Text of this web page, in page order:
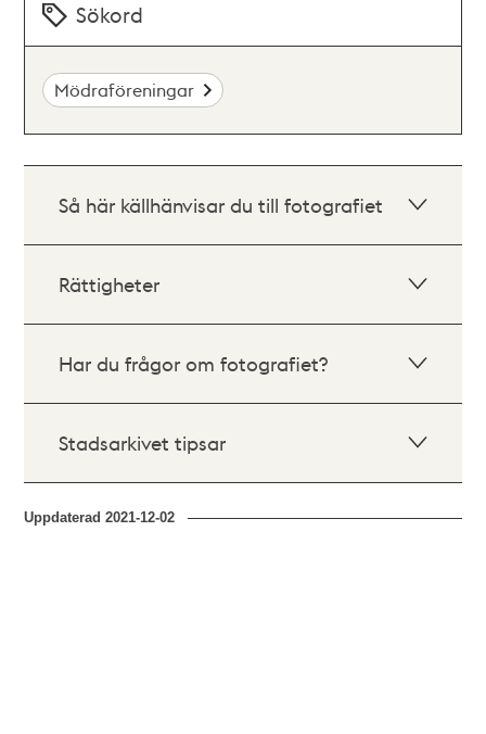
Sökord
Mödraföreningar
Så här källhänvisar du till fotografiet
Rättigheter
Har du frågor om fotografiet?
Stadsarkivet tipsar
Uppdaterad2021-12-02